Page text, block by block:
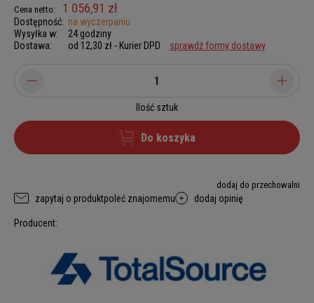
Cena netto: 1 056,91 zł
Dostępność: na wyczerpaniu
Wysyłka w:
24 godziny
Dostawa:
od 12,30 zł - Kurier DPD sprawdź formy dostawy
Ilość sztuk
Do koszyka
dodaj do przechowalni
zapytaj o produktpoleć znajomemu dodaj opinię
Producent: